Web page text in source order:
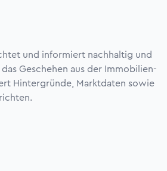
und informiert nachhaltig und
Geschehen aus der Immobilien-
Hintergründe, Marktdaten sowie